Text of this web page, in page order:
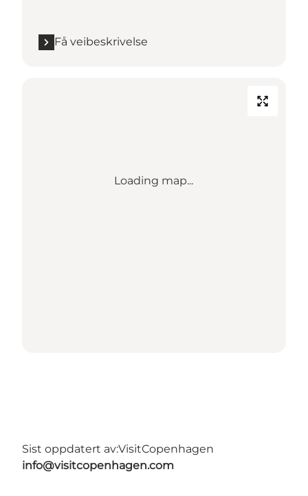
Få veibeskrivelse
Loading map...
Sist oppdatert av:VisitCopenhagen
info@visitcopenhagen.com